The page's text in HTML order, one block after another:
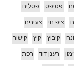
פסיפס פסלים
ציפ נוי צעירים
קיבוץ קיץ קישור
רענן דוד רפת